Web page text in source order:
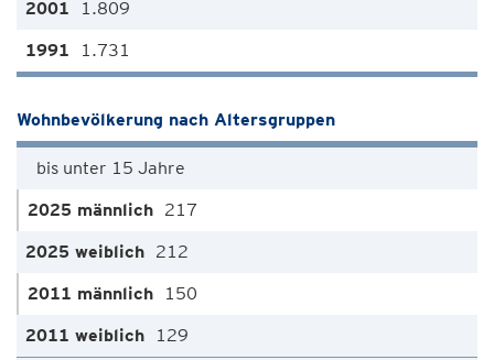
1.809
1.731
Wohnbevölkerung nach Altersgruppen
bis unter 15 Jahre
217
212
150
129